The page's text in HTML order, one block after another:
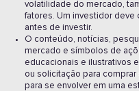
volatilidade do mercado,
fatores. Um investidor
antes de investir.
O conteúdo, notícias,
mercado e símbolos de
educacionais e ilustrativos
ou solicitação para
para se envolver em uma